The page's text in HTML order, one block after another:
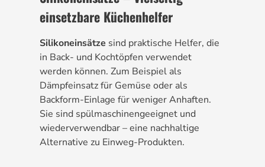
einsetzbare Küchenhelfer
Silikoneinsätze sind praktische Helfer, die
in Back- und Kochtöpfen verwendet
werden können. Zum Beispiel als
Dämpfeinsatz für Gemüse oder als
Backform-Einlage für weniger Anhaften.
Sie sind spülmaschinengeeignet und
wiederverwendbar – eine nachhaltige
Alternative zu Einweg-Produkten.